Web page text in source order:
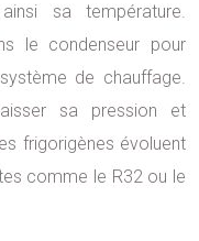
sa température.
le condenseur pour
de chauffage.
sa pression et
frigorigènes évoluent
comme le R32 ou le